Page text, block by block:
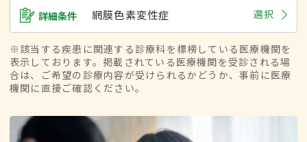
詳細条件 網膜色素変性症 選択
※該当する疾患に関連する診療科を標榜している医療機関を
表示しております。掲載されている医療機関を受診される場
合は、ご希望の診療内容が受けられるかどうか、事前に医療
機関に直接ご確認ください。